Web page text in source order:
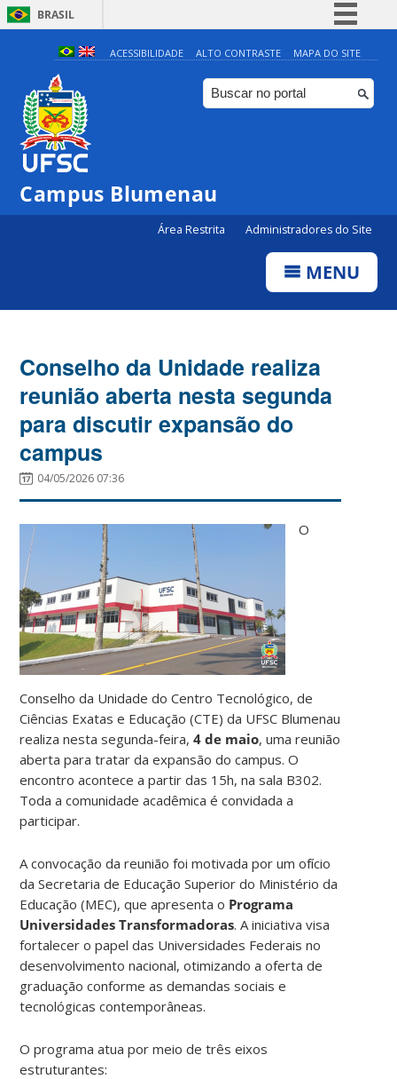
BRASIL
Simplifique!
Comunica BR
Participe
ACESSIBILIDADE ALTO CONTRASTE MAPA DO SITE
Campus Blumenau
Área Restrita Administradores do Site
MENU
Conselho da Unidade realiza
reunião aberta nesta segunda
para discutir expansão do
campus
04/05/2026 07:36
O
Conselho da Unidade do Centro Tecnológico, de
Ciências Exatas e Educação (CTE) da UFSC Blumenau
realiza nesta segunda-feira,4 de maio, uma reunião
aberta para tratar da expansão do campus. O
encontro acontece a partir das 15h, na sala B302.
Toda a comunidade acadêmica é convidada a
participar.
A convocação da reunião foi motivada por um ofício
da Secretaria de Educação Superior do Ministério da
Educação (MEC), que apresenta o Programa
Universidades Transformadoras. A iniciativa visa
fortalecer o papel das Universidades Federais no
desenvolvimento nacional, otimizando a oferta de
graduação conforme as demandas sociais e
tecnológicas contemporâneas.
O programa atua por meio de três eixos
estruturantes: